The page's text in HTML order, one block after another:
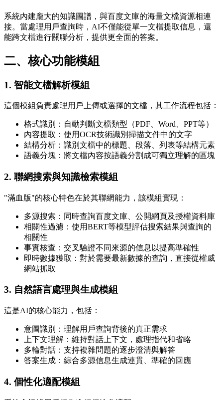
系統內建龐大的知識圖譜，與百度文庫的海量文檔資源相連
接。當處理用戶查詢時，AI不僅能從單一文檔提取信息，還
能跨文檔進行關聯分析，提供更全面的答案。
二、核心功能模組
1. 智能文檔解析模組
這個模組負責處理用戶上傳或選擇的文檔，其工作流程包括：
格式識別：自動判斷文檔類型（PDF、Word、PPT等）
內容提取：使用OCR技術識別掃描文件中的文字
結構分析：識別文檔中的標題、段落、列表等結構元素
語義分塊：將文檔內容按語義分割成可獨立理解的區塊
2. 聯網搜索與知識檢索模組
"滿血版"的核心特色在於其聯網能力，該模組實現：
多源搜索：同時查詢百度文庫、公開網頁及授權資料庫
相關性過濾：使用BERT等模型評估搜索結果與查詢的
相關性
事實核查：交叉驗證不同來源的信息以提高準確性
即時數據獲取：對於需要最新數據的查詢，直接從權威
網站抓取
3. 自然語言處理與生成模組
這是AI的核心能力，包括：
意圖識別：理解用戶查詢背後的真正需求
上下文理解：維持對話上下文，處理指代和省略
多輪對話：支持複雜問題的逐步澄清與解答
答案生成：綜合多源信息生成連貫、準確的回應
4. 個性化適配模組